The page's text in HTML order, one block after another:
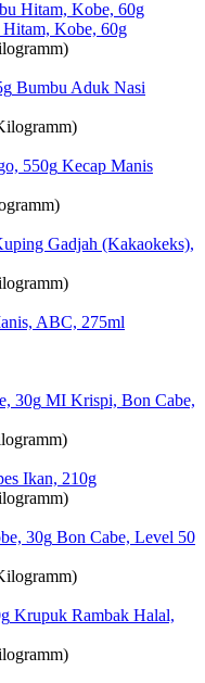
Kobe, 60g
Bumbu Aduk Nasi
Kecap Manis
Gadjah (Kakaokeks),
ABC, 275ml
MI Krispi, Bon Cabe,
Ikan, 210g
Bon Cabe, Level 50
Krupuk Rambak Halal,